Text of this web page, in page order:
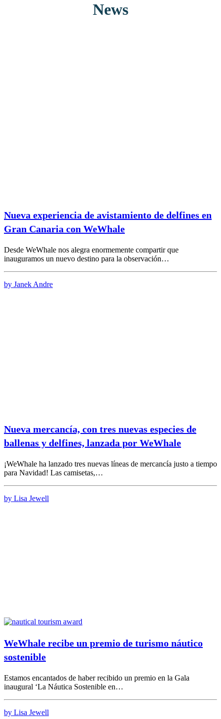
News
Nueva experiencia de avistamiento de delfines en
Gran Canaria con WeWhale
Desde WeWhale nos alegra enormemente compartir que
inauguramos un nuevo destino para la observación…
by Janek Andre
Nueva mercancía, con tres nuevas especies de
ballenas y delfines, lanzada por WeWhale
¡WeWhale ha lanzado tres nuevas líneas de mercancía justo a tiempo
para Navidad! Las camisetas,…
by Lisa Jewell
WeWhale recibe un premio de turismo náutico
sostenible
Estamos encantados de haber recibido un premio en la Gala
inaugural ‘La Náutica Sostenible en…
by Lisa Jewell